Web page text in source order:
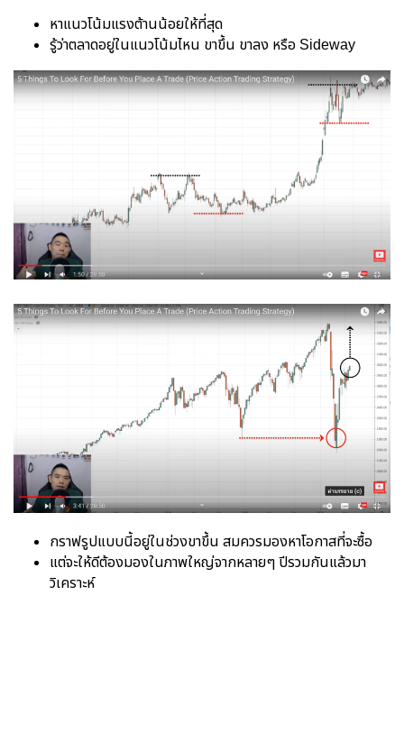
หาแนวโน้มแรงต้านน้อยให้ที่สุด
รู้ว่าตลาดอยู่ในแนวโน้มไหน ขาขึ้น ขาลง หรือ Sideway
กราฟรูปแบบนี้อยู่ในช่วงขาขึ้น สมควรมองหาโอกาสที่จะซื้อ
แต่จะให้ดีต้องมองในภาพใหญ่จากหลายๆ ปีรวมกันแล้วมา
วิเคราะห์